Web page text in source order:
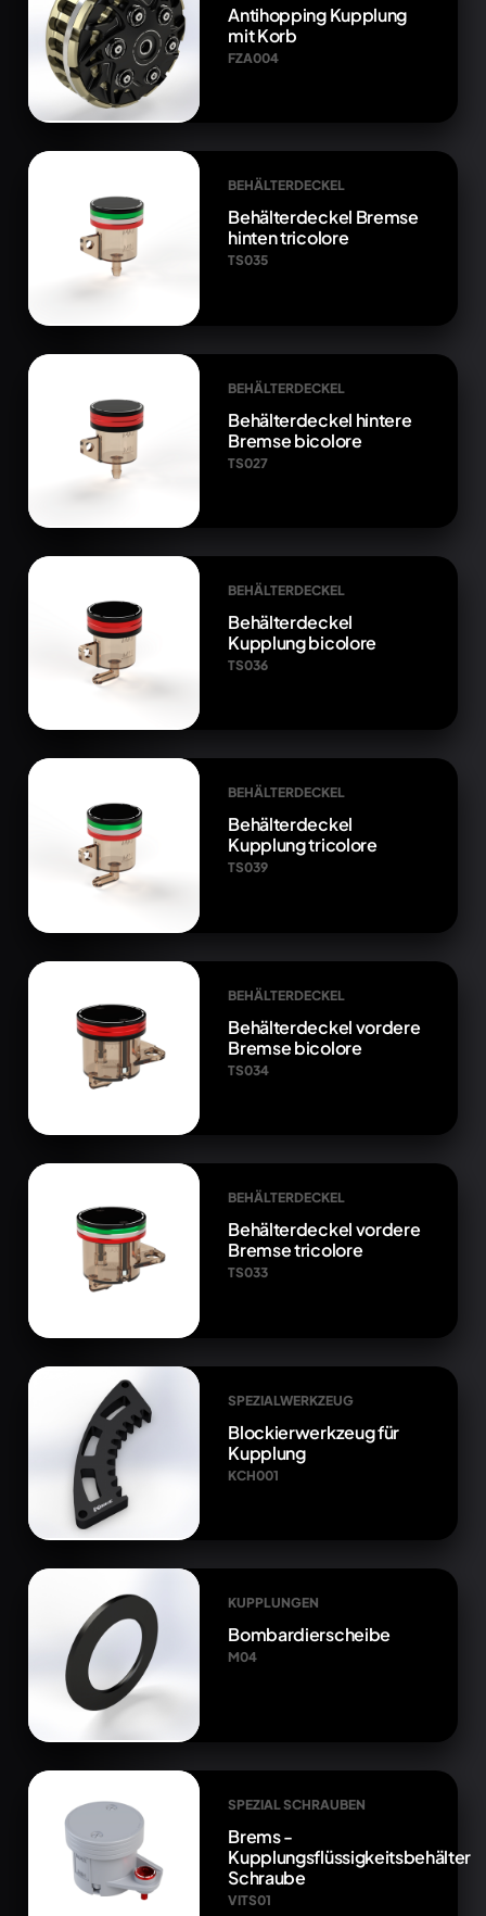
Antihopping Kupplung
mit Korb
FZA004
BEHÄLTERDECKEL
Behälterdeckel Bremse
hinten tricolore
TS035
BEHÄLTERDECKEL
Behälterdeckel hintere
Bremse bicolore
TS027
BEHÄLTERDECKEL
Behälterdeckel
Kupplung bicolore
TS036
BEHÄLTERDECKEL
Behälterdeckel
Kupplung tricolore
TS039
BEHÄLTERDECKEL
Behälterdeckel vordere
Bremse bicolore
TS034
BEHÄLTERDECKEL
Behälterdeckel vordere
Bremse tricolore
TS033
SPEZIALWERKZEUG
Blockierwerkzeug für
Kupplung
KCH001
KUPPLUNGEN
Bombardierscheibe
M04
SPEZIAL SCHRAUBEN
Brems -
Kupplungsflüssigkeitsbehälter
Schraube
VITS01